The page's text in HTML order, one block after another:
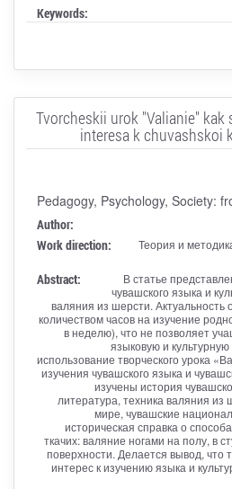
Keywords:
Tvorcheskii urok "Valianie"
interesa k chuvashskoi
Pedagogy, Psychology, Society:
Author:
Work direction:
Теория и
Abstract:
В статье
чувашского языка и
валяния из шерсти.
количеством часов на изучение
в неделю), что не позволяет
языковую и
использование творческого урока
изучения чувашского языка и
изучены история
литература, техника валяния
мире, чувашские
историческая справка о
ткачих: валяние ногами на полу, в
поверхности. Делается вывод, что
интерес к изучению языка и